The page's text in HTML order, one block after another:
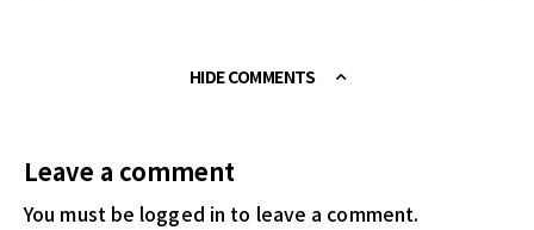
HIDE COMMENTS
Leave a comment
You must be logged in to leave a comment.